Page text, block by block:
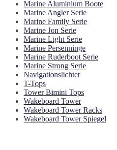
Marine Aluminium Boote
Marine Angler Serie
Marine Family Serie
Marine Jon Serie
Marine Light Serie
Marine Persenninge
Marine Ruderboot Serie
Marine Strong Serie
Navigationslichter
T-Tops
Tower Bimini Tops
Wakeboard Tower
Wakeboard Tower Racks
Wakeboard Tower Spiegel